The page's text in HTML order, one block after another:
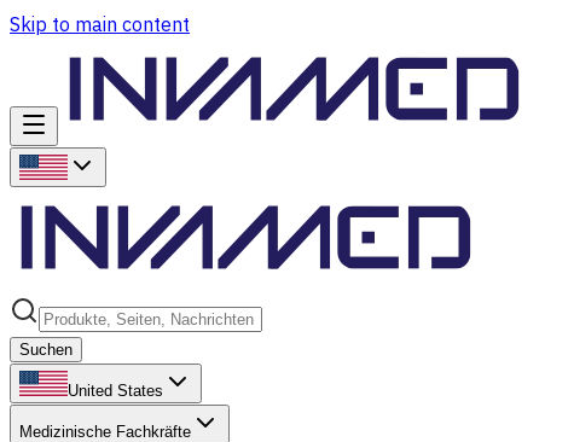
Skip to main content
Suchen
United States
Medizinische Fachkräfte